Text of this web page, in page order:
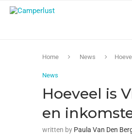
Home News
News
Hoeveel is
en
written by Paula Van Den